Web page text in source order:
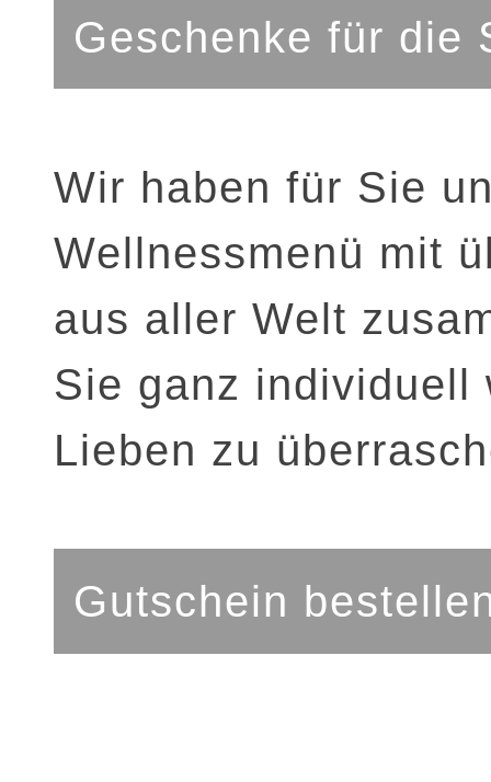
Geschenke für die
Wir haben für Sie
Wellnessmenü mit
aus aller Welt
Sie ganz individuell
Lieben zu
Gutschein